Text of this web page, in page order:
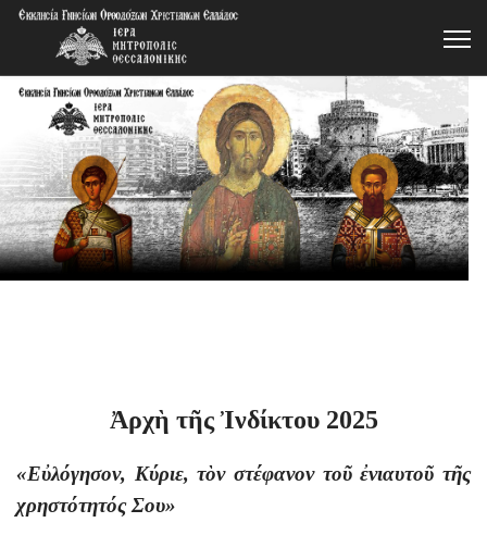
Ἀρχὴ τῆς Ἰνδίκτου 2025
«Εὐλόγησον, Κύριε, τὸν στέφανον τοῦ ἐνιαυτοῦ τῆς
χρηστότητός Σου»